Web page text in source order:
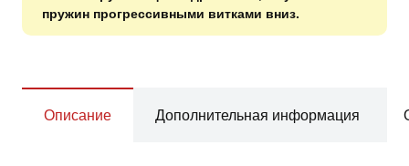
пружин прогрессивными витками вниз.
Описание Дополнительная информация